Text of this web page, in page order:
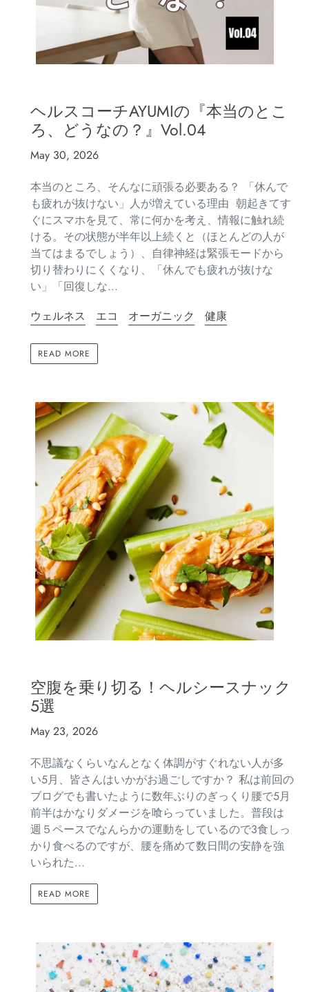
ヘルスコーチAYUMIの『本当のとこ
ろ、どうなの？』Vol.04
May 30, 2026
本当のところ、そんなに頑張る必要ある？ 「休んで
も疲れが抜けない」人が増えている理由 朝起きてす
ぐにスマホを見て、常に何かを考え、情報に触れ続
ける。その状態が半年以上続くと（ほとんどの人が
当てはまるでしょう）、自律神経は緊張モードから
切り替わりにくくなり、「休んでも疲れが抜けな
い」「回復しな...
ウェルネス
エコ オーガニック 健康
READ MORE
空腹を乗り切る！ヘルシースナック
5選
May 23, 2026
不思議なくらいなんとなく体調がすぐれない人が多
い5月、皆さんはいかがお過ごしですか？ 私は前回の
ブログでも書いたように数年ぶりのぎっくり腰で5月
前半はかなりダメージを喰らっていました。普段は
週５ペースでなんらかの運動をしているので3食しっ
かり食べるのですが、腰を痛めて数日間の安静を強
いられた...
READ MORE